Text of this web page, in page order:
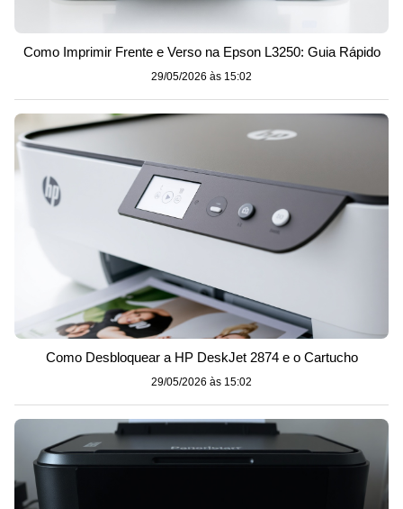
Como Imprimir Frente e Verso na Epson L3250: Guia Rápido
29/05/2026 às 15:02
Como Desbloquear a HP DeskJet 2874 e o Cartucho
29/05/2026 às 15:02